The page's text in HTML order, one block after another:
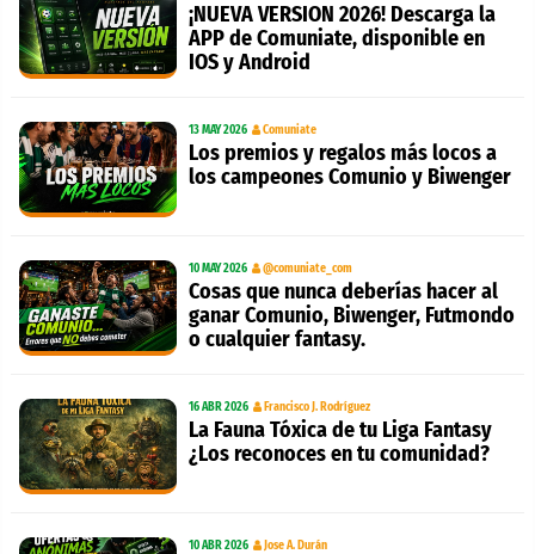
¡NUEVA VERSION 2026! Descarga la
APP de Comuniate, disponible en
IOS y Android
13 MAY 2026 Comuniate
Los premios y regalos más locos a
los campeones Comunio y Biwenger
10 MAY 2026 @comuniate_com
Cosas que nunca deberías hacer al
ganar Comunio, Biwenger, Futmondo
o cualquier fantasy.
16 ABR 2026 Francisco J. Rodríguez
La Fauna Tóxica de tu Liga Fantasy
¿Los reconoces en tu comunidad?
10 ABR 2026 Jose A. Durán